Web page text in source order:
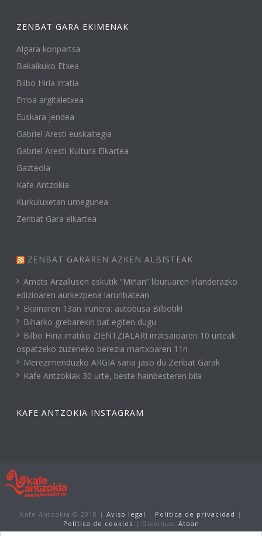
ZENBAT GARA EKIMENAK
Algara konpartsa
Bakaikuko Etxea
Bilbo Hiria irratia
Erroa argitaletxea
Euskara jendea
Gabriel Aresti euskaltegia
Gabriel Aresti Kultura Elkartea
Gazteola
Kafe Antzokia
Kurkuluxetan umegunea
Zenbat Gara elkartea
ZENBAT GARAREN AZKEN ALBISTEAK
Amets Arzallusen eskutik “Miñan” liburuaren irlanderazko
edizioaren aurkezpena larunbatean
Ekainaren 13an Iruñera: autobusa Bilbotik!
Biharko grebarekin bat egiten dugu
Bilbo Hiria irratiko ZIENTZIALARI irratsaioaren 10 urteak
ospatzeko zuzeneko berezia martxoaren 11n
Merezimenduzko ARGIA saria jaso du Zenbat Garak
Kafe Antzokiak 30 urte, beste hainbesteren bila
KAFE ANTZOKIA INSTAGRAM
Kafe Antzokia © 2018 | Aviso legal | Política de privacidad |
Política de cookies | Diseinua: Atoan